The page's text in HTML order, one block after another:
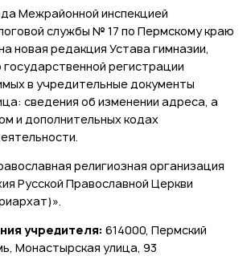
Межрайонной инспекцией
службы № 17 по Пермскому краю
новая редакция Устава гимназии,
государственной регистрации
в учредительные документы
сведения об изменении адреса, а
и дополнительных кодах
религиозная организация
Русской Православной Церкви
учредителя: 614000, Пермский
Монастырская улица, 93